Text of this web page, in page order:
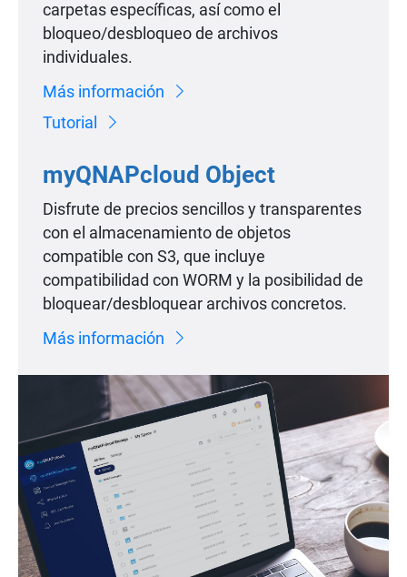
carpetas específicas, así como el
bloqueo/desbloqueo de archivos
individuales.
Más información
Tutorial
myQNAPcloud Object
Disfrute de precios sencillos y transparentes
con el almacenamiento de objetos
compatible con S3, que incluye
compatibilidad con WORM y la posibilidad de
bloquear/desbloquear archivos concretos.
Más información